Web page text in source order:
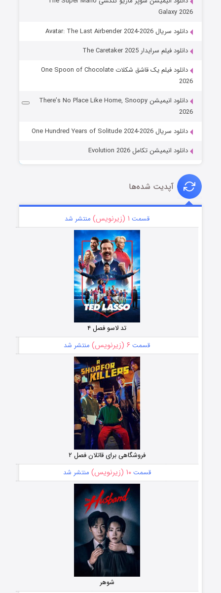
Galaxy 2026
دانلود سریال Avatar: The Last Airbender 2024-2026
دانلود فیلم سرایدار The Caretaker 2025
دانلود فیلم یک قاشق شکلات One Spoon of Chocolate
2026
دانلود انیمیشن There’s No Place Like Home, Snoopy
2026
دانلود سریال One Hundred Years of Solitude 2024-2026
دانلود انیمیشن تکامل Evolution 2026
آپدیت شده‌ها
قسمت ۱ (زیرنویس) منتشر شد
تد لاسو فصل ۴
قسمت ۶ (زیرنویس) منتشر شد
فروشگاهی برای قاتلان فصل ۲
قسمت۱۰ (زیرنویس) منتشر شد
شوهر